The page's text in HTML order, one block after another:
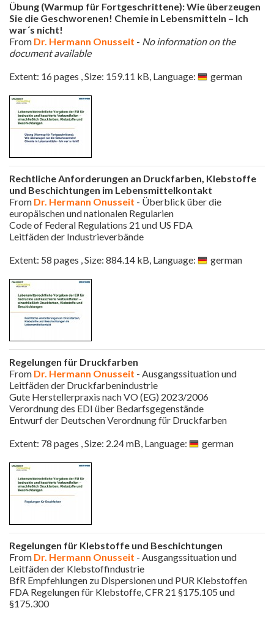
Übung (Warmup für Fortgeschrittene): Wie überzeugen
Sie die Geschworenen! Chemie in Lebensmitteln – Ich
war´s nicht!
From Dr. Hermann Onusseit - No information on the
document available
Extent: 16 pages , Size: 159.11 kB, Language:
german
Rechtliche Anforderungen an Druckfarben, Klebstoffe
und Beschichtungen im Lebensmittelkontakt
From Dr. Hermann Onusseit - Überblick über die
europäischen und nationalen Regularien
Code of Federal Regulations 21 und US FDA
Leitfäden der Industrieverbände
Extent: 58 pages , Size: 884.14 kB, Language:
german
Regelungen für Druckfarben
From Dr. Hermann Onusseit - Ausgangssituation und
Leitfäden der Druckfarbenindustrie
Gute Herstellerpraxis nach VO (EG) 2023/2006
Verordnung des EDI über Bedarfsgegenstände
Entwurf der Deutschen Verordnung für Druckfarben
Extent: 78 pages , Size: 2.24 mB, Language:
german
Regelungen für Klebstoffe und Beschichtungen
From Dr. Hermann Onusseit - Ausgangssituation und
Leitfäden der Klebstoffindustrie
BfR Empfehlungen zu Dispersionen und PUR Klebstoffen
FDA Regelungen für Klebstoffe, CFR 21 §175.105 und
§175.300